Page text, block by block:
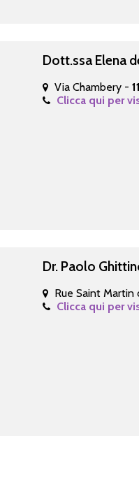
Dott.ssa Elena
Via Chambery -
Clicca qui per
Dr. Paolo
Rue Saint
Clicca qui per